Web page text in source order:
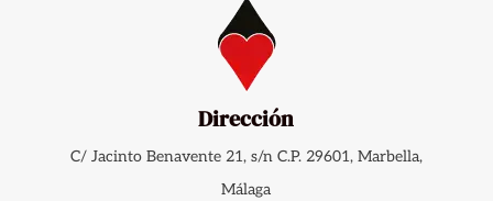
Dirección
C/ Jacinto Benavente 21, s/n C.P. 29601, Marbella,
Málaga